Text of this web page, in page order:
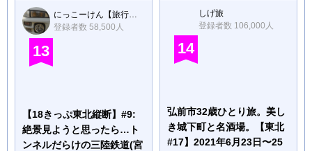
にっこーけん【旅行】ー日本の交通を研究する会
登録者数 58,500人
13
【18きっぷ東北縦断】#9:
絶景見ようと思ったら…ト
ンネルだらけの三陸鉄道(宮
しげ旅
登録者数 106,000人
14
弘前市32歳ひとり旅。美し
き城下町と名酒場。【東北
#17】2021年6月23日〜25